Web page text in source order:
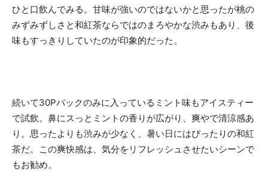
ひと口飲んでみる。甘味が強いのではないかと思ったが桃の
みずみずしさと和紅茶ならではのまろやかな渋みもあり、後
味もすっきりしていたのが印象的だった。
続いて30Pパックのみに入っているミント味もアイスティー
で試飲。鼻にスっとミントの香りが広がり、爽やで清涼感あ
り。思ったよりも渋みが少なく、暑い日にはぴったりの和紅
茶だ。この爽快感は、気分をリフレッシュさせたいシーンで
もお勧め。